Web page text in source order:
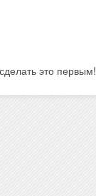
это первым!